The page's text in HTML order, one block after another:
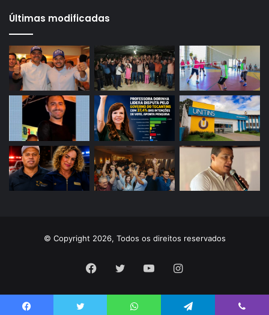
Últimas modificadas
© Copyright 2026, Todos os direitos reservados
Facebook
Twitter YouTubeInstagram